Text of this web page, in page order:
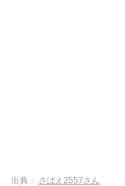
出典： さばえ2557さん